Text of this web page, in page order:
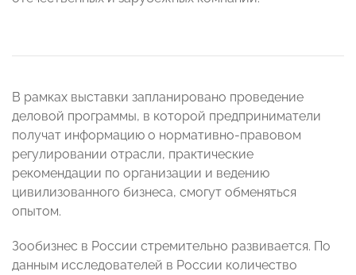
В рамках выставки запланировано проведение
деловой программы, в которой предприниматели
получат информацию о нормативно-правовом
регулировании отрасли, практические
рекомендации по организации и ведению
цивилизованного бизнеса, смогут обменяться
опытом.
Зообизнес в России стремительно развивается. По
данным исследователей в России количество